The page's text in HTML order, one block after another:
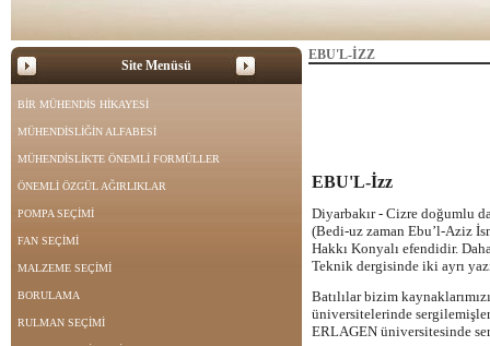
Site Menüsü
BİR MÜHENDİS HİKAYESİ
MÜHENDİSLİĞİN ALFABESİ
MÜHENDİSLİKTE ÖNEMLİ FORMÜLLER
ÖNEMLİ ÖZGÜL AĞIRLIKLAR
POMPA SEÇİMİ
FAN SEÇİMİ
MALZEME SEÇİMİ
BORULAMA
RULMAN SEÇİMİ
EBU'L-İZZ
EBU'L-İzz
Diyarbakır - Cizre doğumlu
(Bedi-uz zaman Ebu’l-Aziz
Hakkı Konyalı efendidir.
Teknik dergisinde iki ayrı
Batılılar bizim
üniversitelerinde
ERLAGEN üniversitesinde